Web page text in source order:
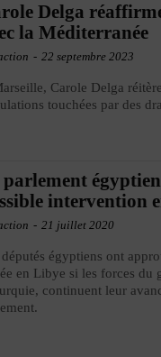
Delga
la Méditerranée
- 22 septembre 2023
Carole Delga
touchées par des
intervention
- 21 juillet 2020
députés égyptiens ont
en Libye si les forces du
continuent leur